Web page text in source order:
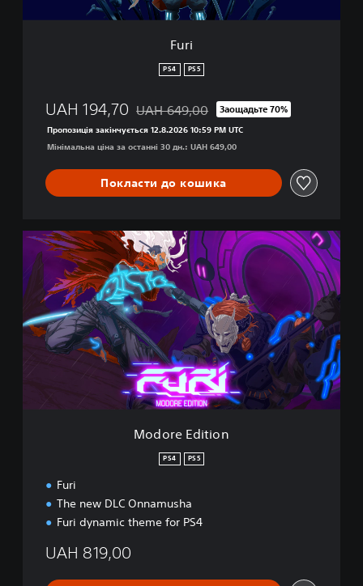
Furi
PS4 PS5
UAH 194,70 Знижка від початкової ціни UAH 649,00
UAH 649,00 Заощадьте 70%
Пропозиція закінчується 12.8.2026 10:59 PM UTC
Мінімальна ціна за останні 30 дн.: UAH 649,00
Покласти до кошика
M
o
r
E
Modore Edition
PS4 PS5
Furi
The new DLC Onnamusha
Furi dynamic theme for PS4
UAH 819,00